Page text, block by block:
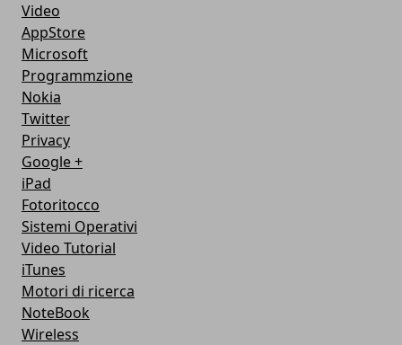
Video
AppStore
Microsoft
Programmzione
Nokia
Twitter
Privacy
Google +
iPad
Fotoritocco
Sistemi Operativi
Video Tutorial
iTunes
Motori di ricerca
NoteBook
Wireless